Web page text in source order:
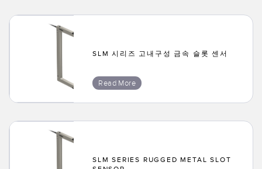
TECHNOLOGY
SLM 시리즈 고내구성 금속 슬롯 센서
Read More
SLM SERIES RUGGED METAL SLOT